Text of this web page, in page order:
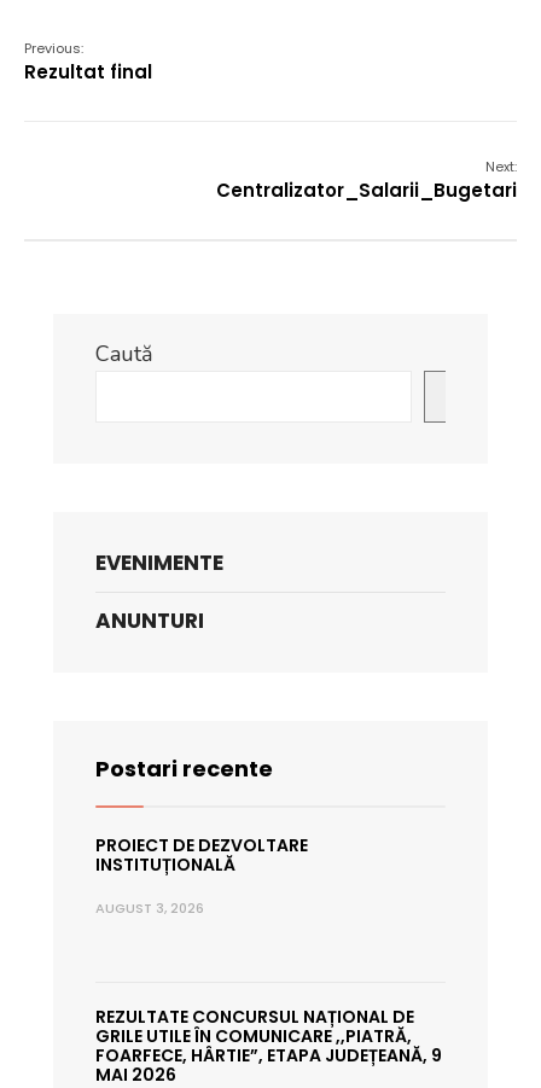
Previous:
Rezultat final
Next:
Centralizator_Salarii_Bugetari
Caută
EVENIMENTE
ANUNTURI
Postari recente
PROIECT DE DEZVOLTARE
INSTITUȚIONALĂ
AUGUST 3, 2026
REZULTATE CONCURSUL NAȚIONAL DE
GRILE UTILE ÎN COMUNICARE ,,PIATRĂ,
FOARFECE, HÂRTIE”, ETAPA JUDEȚEANĂ, 9
MAI 2026